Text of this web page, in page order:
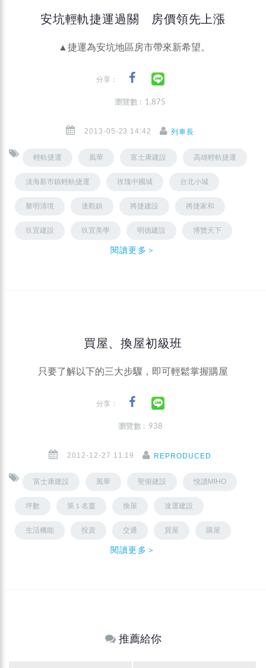
安坑輕軌捷運過關 房價領先上漲
▲捷運為安坑地區房市帶來新希望。
分享：
瀏覽數 : 1,875
2013-05-23 14:42 列車長
輕軌捷運 風華 富士康建設 高雄輕軌捷運
淡海新市鎮輕軌捷運 玫瑰中國城 台北小城
黎明清境 達觀鎮 將捷建設 將捷家和
玖宜建設 玖宜美學 明德建設 博覽天下
閱讀更多＞
買屋、換屋初級班
只要了解以下的三大步驟，即可輕鬆掌握購屋
分享：
瀏覽數 : 938
2012-12-27 11:19 REPRODUCED
富士康建設 風華 聖俯建設 悅讀MIHO
坪數 第１名廈 換屋 達運建設
生活機能 投資 交通 買屋 購屋
閱讀更多＞
推薦給你